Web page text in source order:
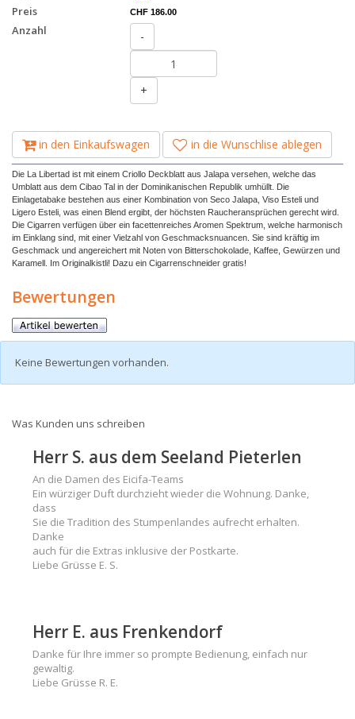
Preis
CHF 186.00
Anzahl -
+
in den Einkaufswagen in die Wunschlise ablegen
Die La Libertad ist mit einem Criollo Deckblatt aus Jalapa versehen, welche das
Umblatt aus dem Cibao Tal in der Dominikanischen Republik umhüllt. Die
Einlagetabake bestehen aus einer Kombination von Seco Jalapa, Viso Esteli und
Ligero Esteli, was einen Blend ergibt, der höchsten Raucheransprüchen gerecht wird.
Die Cigarren verfügen über ein facettenreiches Aromen Spektrum, welche harmonisch
im Einklang sind, mit einer Vielzahl von Geschmacksnuancen. Sie sind kräftig im
Geschmack und angereichert mit Noten von Bitterschokolade, Kaffee, Gewürzen und
Karamell. Im Originalkistli! Dazu ein Cigarrenschneider gratis!
Bewertungen
Keine Bewertungen vorhanden.
Was Kunden uns schreiben
Herr S. aus dem Seeland Pieterlen
An die Damen des Eicifa-Teams
Ein würziger Duft durchzieht wieder die Wohnung. Danke,
dass
Sie die Tradition des Stumpenlandes aufrecht erhalten.
Danke
auch für die Extras inklusive der Postkarte.
Liebe Grüsse E. S.
Herr E. aus Frenkendorf
Danke für Ihre immer so prompte Bedienung, einfach nur
gewaltig.
Liebe Grüsse R. E.